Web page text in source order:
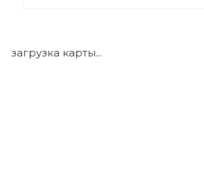
загрузка карты...